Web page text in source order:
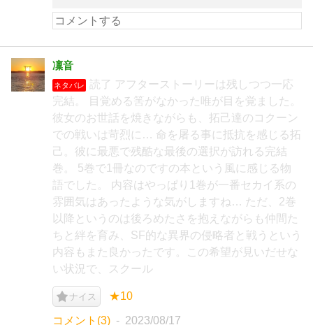
凜音
ネタバレ
読了 アフターストーリーは残しつつ一応
完結。 目覚める筈がなかった唯が目を覚ました。
彼女のお世話を焼きながらも、拓己達のコクーン
での戦いは苛烈に… 命を屠る事に抵抗を感じる拓
己。彼に最悪で残酷な最後の選択が訪れる完結
巻。 5巻で1冊なのですの本という風に感じる物
語でした。 内容はやっぱり1巻が一番セカイ系の
雰囲気はあったような気がしますね… ただ、2巻
以降というのは後ろめたさを抱えながらも仲間た
ちと絆を育み、SF的な異界の侵略者と戦うという
内容もまた良かったです。この希望が見いだせな
い状況で、スクール
ナイス ★10
コメント(3) 2023/08/17